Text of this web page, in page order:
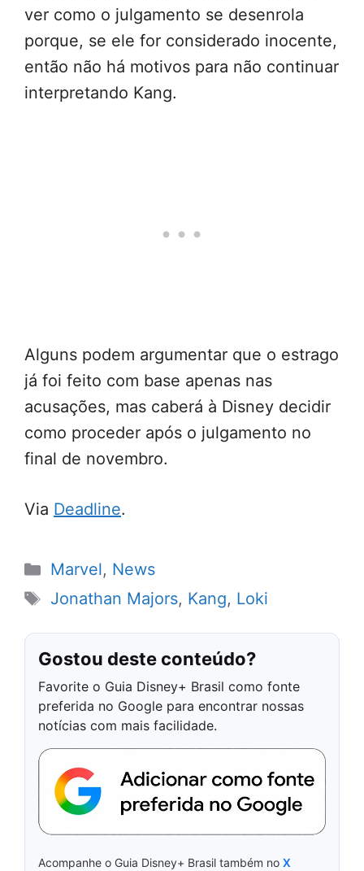
ver como o julgamento se desenrola
porque, se ele for considerado inocente,
então não há motivos para não continuar
interpretando Kang.
Alguns podem argumentar que o estrago
já foi feito com base apenas nas
acusações, mas caberá à Disney decidir
como proceder após o julgamento no
final de novembro.
Via Deadline.
Categorias
Marvel, News
Tags
Jonathan Majors, Kang, Loki
Gostou deste conteúdo?
Favorite o Guia Disney+ Brasil como fonte
preferida no Google para encontrar nossas
notícias com mais facilidade.
Acompanhe o Guia Disney+ Brasil também no X